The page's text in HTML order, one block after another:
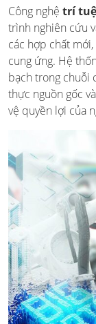
Công nghệ trí
trình nghiên cứu
các hợp chất
cung ứng. Hệ
bạch trong chuỗi
thực nguồn gốc
vệ quyền lợi của